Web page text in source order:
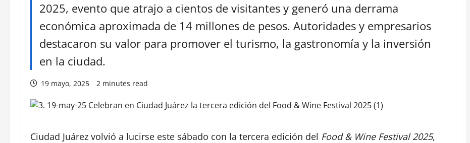
2025, evento que atrajo a cientos de visitantes y generó una derrama
económica aproximada de 14 millones de pesos. Autoridades y empresarios
destacaron su valor para promover el turismo, la gastronomía y la inversión
en la ciudad.
19 mayo, 2025 2 minutes read
Ciudad Juárez volvió a lucirse este sábado con la tercera edición del Food & Wine Festival 2025,